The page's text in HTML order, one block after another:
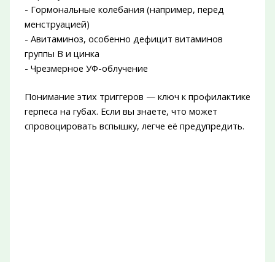
- Гормональные колебания (например, перед
менструацией)
- Авитаминоз, особенно дефицит витаминов
группы B и цинка
- Чрезмерное УФ-облучение
Понимание этих триггеров — ключ к профилактике
герпеса на губах. Если вы знаете, что может
спровоцировать вспышку, легче её предупредить.